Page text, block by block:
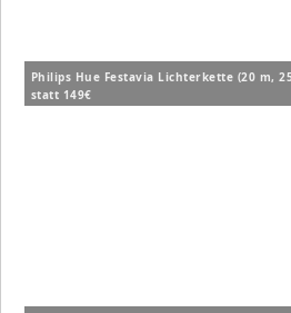
Philips Hue Festavia Lichterkette (20 m,
statt 149€